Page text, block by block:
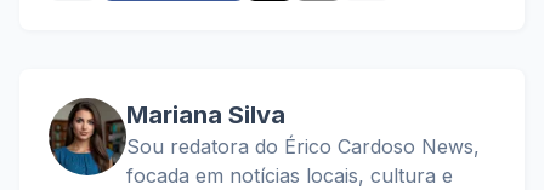
Mariana Silva
Sou redatora do Érico Cardoso News,
focada em notícias locais, cultura e